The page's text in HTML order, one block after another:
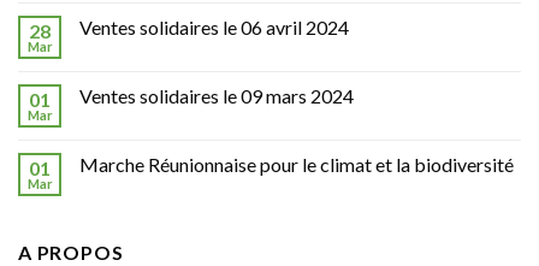
28
Mar
Ventes solidaires le 06 avril 2024
01
Mar
Ventes solidaires le 09 mars 2024
01
Mar
Marche Réunionnaise pour le climat et la biodiversité
A PROPOS